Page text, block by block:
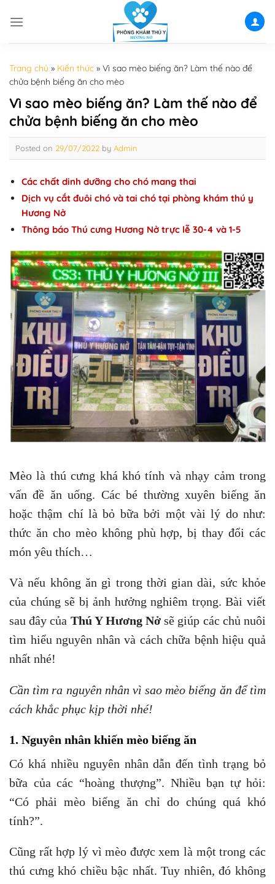
Trang chủ » Kiến thức » Vì sao mèo biếng ăn? Làm thế nào để
chửa bệnh biếng ăn cho mèo
Vì sao mèo biếng ăn? Làm thế nào để
chửa bệnh biếng ăn cho mèo
Posted on 29/07/2022 by Admin
Các chất dinh dưỡng cho chó mang thai
Dịch vụ cắt đuôi chó và tai chó tại phòng khám thú y
Hương Nở
Thông báo Thú cưng Hương Nở trực lễ 30-4 và 1-5
Mèo là thú cưng khá khó tính và nhạy cảm trong
vấn đề ăn uống. Các bé thường xuyên biếng ăn
hoặc thậm chí là bỏ bữa bởi một vài lý do như:
thức ăn cho mèo không phù hợp, bị thay đổi các
món yêu thích…
​​Và nếu không ăn gì trong thời gian dài, sức khỏe
của chúng sẽ bị ảnh hưởng nghiêm trọng. Bài viết
sau đây của Thú Y Hương Nở sẽ giúp các chủ nuôi
tìm hiểu nguyên nhân và cách chữa bệnh hiệu quả
nhất nhé!
Cần tìm ra nguyên nhân vì sao mèo biếng ăn để tìm
cách khắc phục kịp thời nhé!
1. Nguyên nhân khiến mèo biếng ăn
Có khá nhiều nguyên nhân dẫn đến tình trạng bỏ
bữa của các “hoàng thượng”. Nhiều bạn tự hỏi:
“Có phải mèo biếng ăn chỉ do chúng quá khó
tính?”.
Cũng rất hợp lý vì mèo được xem là một trong các
thú cưng khó chiều bậc nhất. Tuy nhiên, đó không